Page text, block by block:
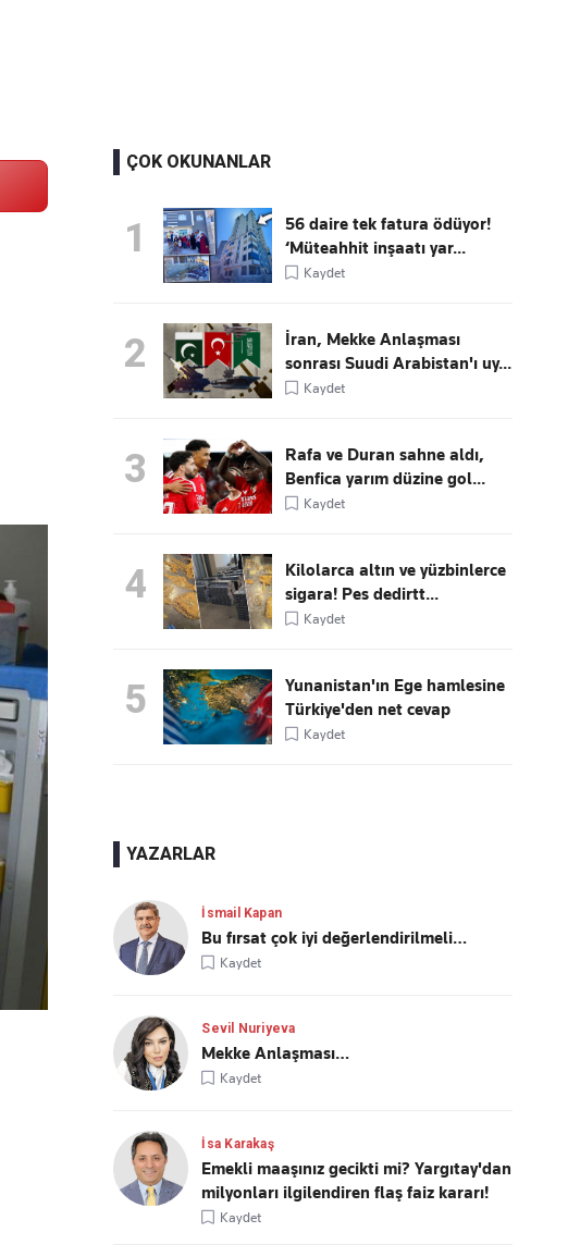
ÇOK OKUNANLAR
1
56 daire tek fatura ödüyor!
‘Müteahhit inşaatı yar...
Kaydet
2
İran, Mekke Anlaşması
sonrası Suudi Arabistan'ı uy...
Kaydet
3
Rafa ve Duran sahne aldı,
Benfica yarım düzine gol...
Kaydet
4
Kilolarca altın ve yüzbinlerce
sigara! Pes dedirtt...
Kaydet
5
Yunanistan'ın Ege hamlesine
Türkiye'den net cevap
Kaydet
YAZARLAR
İsmail Kapan
Bu fırsat çok iyi değerlendirilmeli…
Kaydet
Sevil Nuriyeva
Mekke Anlaşması…
Kaydet
İsa Karakaş
Emekli maaşınız gecikti mi? Yargıtay'dan
milyonları ilgilendiren flaş faiz kararı!
Kaydet